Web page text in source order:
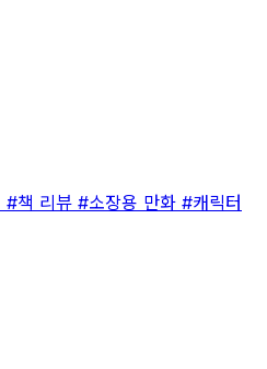
#책 리뷰 #소장용 만화 #캐릭터